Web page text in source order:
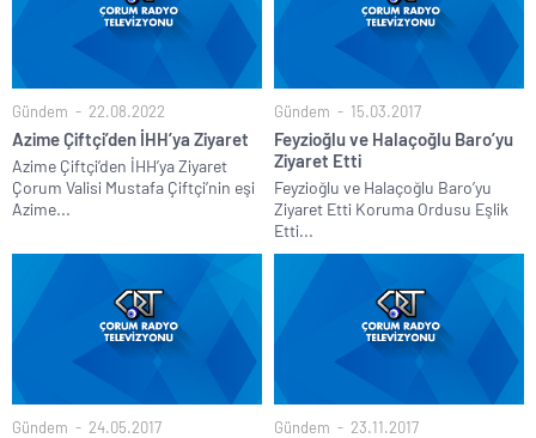
Gündem 22.08.2022
Azime Çiftçi’den İHH’ya Ziyaret
Azime Çiftçi’den İHH’ya Ziyaret
Çorum Valisi Mustafa Çiftçi’nin eşi
Azime...
Gündem 15.03.2017
Feyzioğlu ve Halaçoğlu Baro’yu
Ziyaret Etti
Feyzioğlu ve Halaçoğlu Baro’yu
Ziyaret Etti Koruma Ordusu Eşlik
Etti...
Gündem 24.05.2017 Gündem 23.11.2017